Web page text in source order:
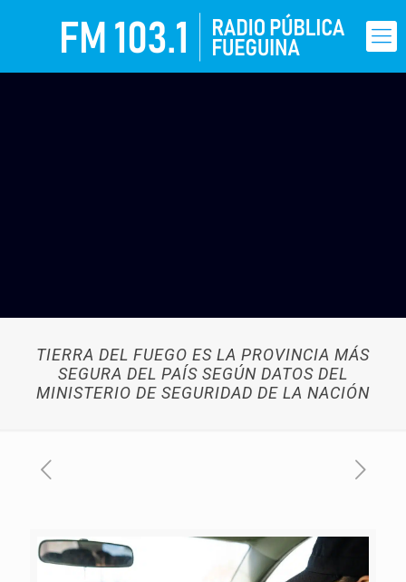
TIERRA DEL FUEGO ES LA PROVINCIA MÁS
SEGURA DEL PAÍS SEGÚN DATOS DEL
MINISTERIO DE SEGURIDAD DE LA NACIÓN